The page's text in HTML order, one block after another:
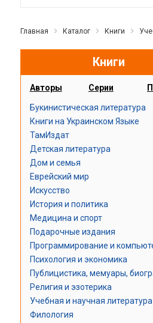
Главная Каталог Книги
Книги
Авторы Серии
Букинистическая литература
Книги на Украинском Языке
ТамИздат
Детская литература
Дом и семья
Еврейский мир
Искусство
История и политика
Медицина и спорт
Подарочные издания
Программирование и
Психология и экономика
Публицистика, мемуары,
Религия и эзотерика
Учебная и научная литература
Филология